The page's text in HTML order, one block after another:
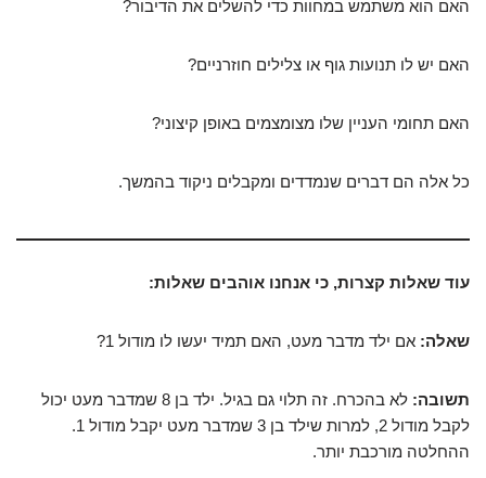
האם הוא משתמש במחוות כדי להשלים את הדיבור?
האם יש לו תנועות גוף או צלילים חוזרניים?
האם תחומי העניין שלו מצומצמים באופן קיצוני?
כל אלה הם דברים שנמדדים ומקבלים ניקוד בהמשך.
עוד שאלות קצרות, כי אנחנו אוהבים שאלות:
שאלה: אם ילד מדבר מעט, האם תמיד יעשו לו מודול 1?
תשובה:
לא בהכרח. זה תלוי גם בגיל. ילד בן 8 שמדבר מעט יכול
לקבל מודול 2, למרות שילד בן 3 שמדבר מעט יקבל מודול 1.
ההחלטה מורכבת יותר.